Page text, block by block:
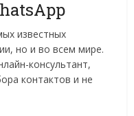
известных
но и во всем мире.
консультант,
контактов и не